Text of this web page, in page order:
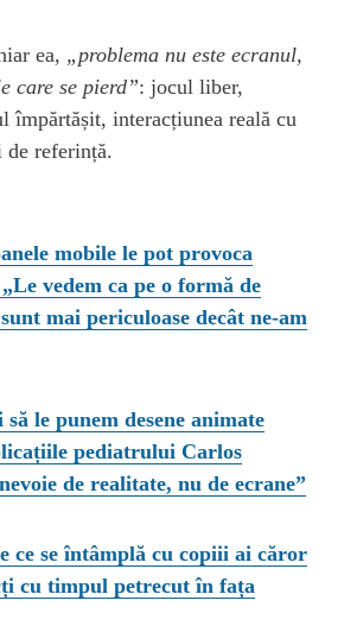
ea, „problema nu este ecranul,
care se pierd”: jocul liber,
împărtășit, interacțiunea reală cu
referință.
mobile le pot provoca
vedem ca pe o formă de
mai periculoase decât ne-am
le punem desene animate
pediatrului Carlos
de realitate, nu de ecrane”
ce se întâmplă cu copiii ai căror
cu timpul petrecut în fața